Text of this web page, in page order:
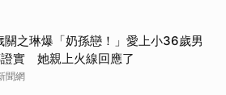
關之琳爆「奶孫戀！」愛上小36歲男
實 她親上火線回應了
聞網